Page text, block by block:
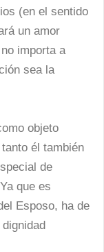
(en el sentido
un amor
importa a
sea la
objeto
él también
de
que es
Esposo, ha de